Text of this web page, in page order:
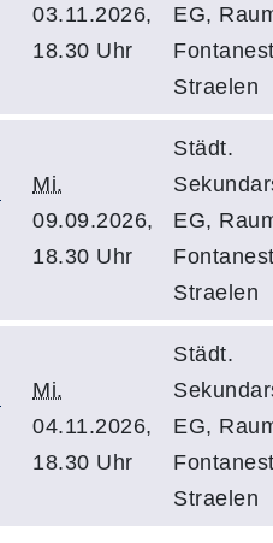
03.11.2026,
18.30 Uhr
EG,
Straelen
Mi.
09.09.2026,
18.30 Uhr
Städt.
EG,
Straelen
Mi.
04.11.2026,
18.30 Uhr
Städt.
EG,
Straelen